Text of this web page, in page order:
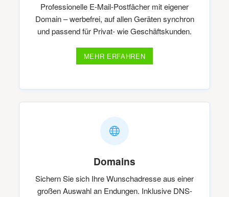
Professionelle E-Mail-Postfächer mit eigener
Domain – werbefrei, auf allen Geräten synchron
und passend für Privat- wie Geschäftskunden.
MEHR ERFAHREN
Domains
Sichern Sie sich Ihre Wunschadresse aus einer
großen Auswahl an Endungen. Inklusive DNS-